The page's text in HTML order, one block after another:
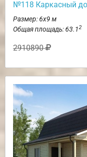
№118 Каркасный
Размер: 6х9 м
Общая площадь: 63.12
2910890